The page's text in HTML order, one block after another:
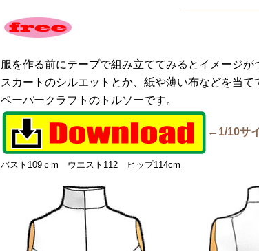
服を作る前にテープで組み立ててみるとイメージが
スカートのシルエットとか、紙や薄い布などを当
ペーパークラフトのトルソーです。
←1/10サ
バスト109ｃm ウエスト112 ヒップ114cm